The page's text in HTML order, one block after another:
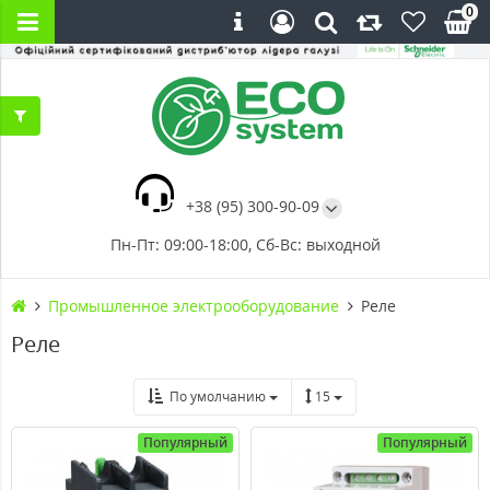
+38 (95) 300-90-09
Пн-Пт: 09:00-18:00, Сб-Вс: выходной
0
Промышленное электрооборудование Реле
Реле
По умолчанию 15
Популярный Популярный